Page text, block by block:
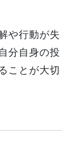
や行動が失
分自身の投
ことが大切